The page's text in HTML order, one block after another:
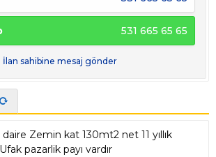
531 665 65 65
İlan sahibine mesaj gönder
daire Zemin kat 130mt2 net 11 yıllık
pazarlik payı vardır